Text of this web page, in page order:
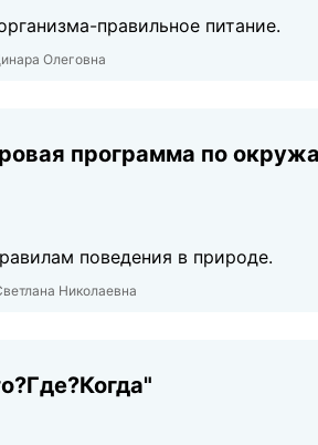
правильное питание.
Олеговна
программа по
поведения в природе.
Николаевна